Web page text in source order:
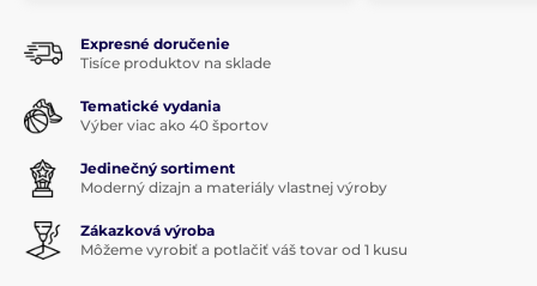
Expresné doručenie
Tisíce produktov na sklade
Tematické vydania
Výber viac ako 40 športov
Jedinečný sortiment
Moderný dizajn a materiály vlastnej výroby
Zákazková výroba
Môžeme vyrobiť a potlačiť váš tovar od 1 kusu